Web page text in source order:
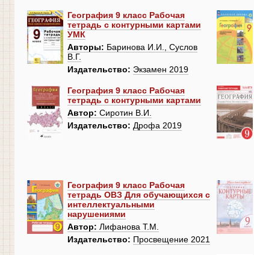
География 9 класс Рабочая
тетрадь с контурными картами
УМК
Авторы: Баринова И.И., Суслов
В.Г.
Издательство: Экзамен 2019
География 9 класс Рабочая
тетрадь с контурными картами
Автор: Сиротин В.И.
Издательство: Дрофа 2019
География 9 класс Рабочая
тетрадь ОВЗ Для обучающихся с
интеллектуальными
нарушениями
Автор: Лифанова Т.М.
Издательство: Просвещение 2021